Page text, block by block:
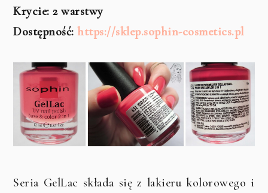
Krycie: 2 warstwy
Dostępność:https://sklep.sophin-cosmetics.pl
Seria GelLac składa się z lakieru kolorowego i